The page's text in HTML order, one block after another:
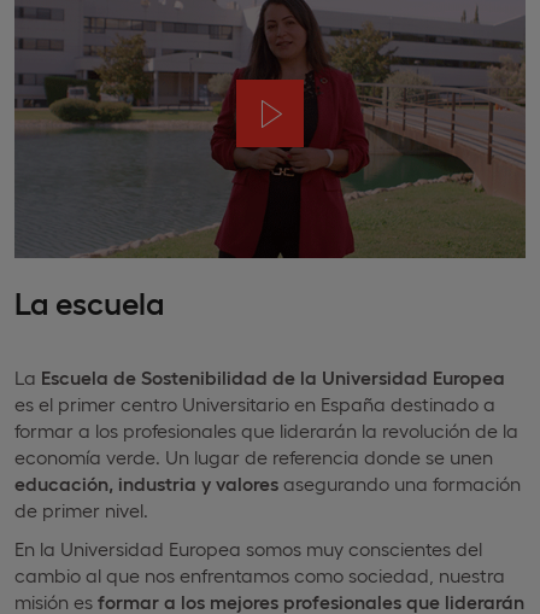
La escuela
La Escuela de Sostenibilidad de la Universidad Europea
es el primer centro Universitario en España destinado a
formar a los profesionales que liderarán la revolución de la
economía verde. Un lugar de referencia donde se unen
educación, industria y valores asegurando una formación
de primer nivel.
En la Universidad Europea somos muy conscientes del
cambio al que nos enfrentamos como sociedad, nuestra
misión es formar a los mejores profesionales que liderarán